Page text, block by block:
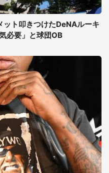
ト叩きつけたDeNAルーキ
必要」と球団OB